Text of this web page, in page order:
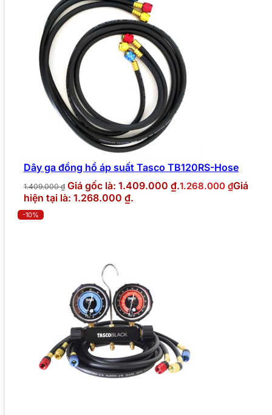
Dây ga đồng hồ áp suất Tasco TB120RS-Hose
1.409.000₫ Giá gốc là: 1.409.000 ₫.1.268.000 ₫Giá
hiện tại là: 1.268.000 ₫.
-10%